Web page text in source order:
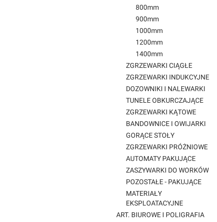
800mm
900mm
1000mm
1200mm
1400mm
ZGRZEWARKI CIĄGŁE
ZGRZEWARKI INDUKCYJNE
DOZOWNIKI I NALEWARKI
TUNELE OBKURCZAJĄCE
ZGRZEWARKI KĄTOWE
BANDOWNICE I OWIJARKI
GORĄCE STOŁY
ZGRZEWARKI PRÓŻNIOWE
AUTOMATY PAKUJĄCE
ZASZYWARKI DO WORKÓW
POZOSTAŁE - PAKUJĄCE
MATERIAŁY
EKSPLOATACYJNE
ART. BIUROWE I POLIGRAFIA